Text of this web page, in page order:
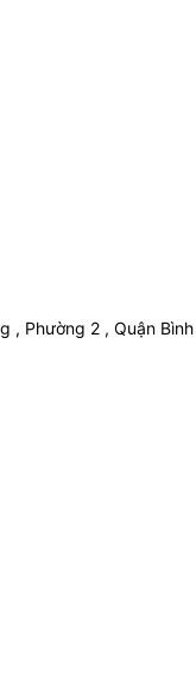
Phường 2 , Quận